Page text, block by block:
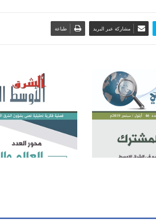
مشاركة عبر البريد طباعة